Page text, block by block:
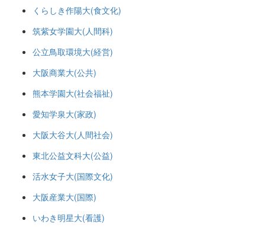
くらしき作陽大(食文化)
筑紫女学園大(人間科)
公立鳥取環境大(経営)
大阪商業大(公共)
熊本学園大(社会福祉)
愛知学泉大(家政)
大阪大谷大(人間社会)
東北公益文科大(公益)
活水女子大(国際文化)
大阪産業大(国際)
いわき明星大(看護)